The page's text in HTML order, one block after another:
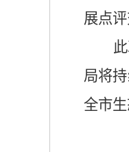
展点
局将
全市